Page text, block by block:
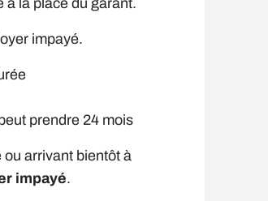
à la place du garant.
impayé.
prendre 24 mois
arrivant bientôt à
impayé.